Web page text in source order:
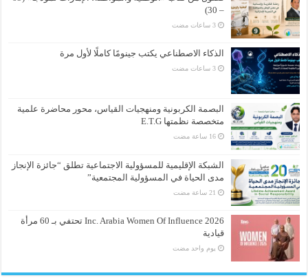
– 30)
الذكاء الاصطناعي يكتب جينومًا كاملًا لأول مرة
البصمة الكربونية ومنهجيات القياس، محور محاضرة علمية
متخصصة نظمتها E.T.G
الشبكة الإقليمية للمسؤولية الاجتماعية تطلق “جائزة الإنجاز
مدى الحياة في المسؤولية المجتمعية”
Inc. Arabia Women Of Influence 2026 تحتفي بـ 60 مرأة
قيادية
‏يوم واحد مضت